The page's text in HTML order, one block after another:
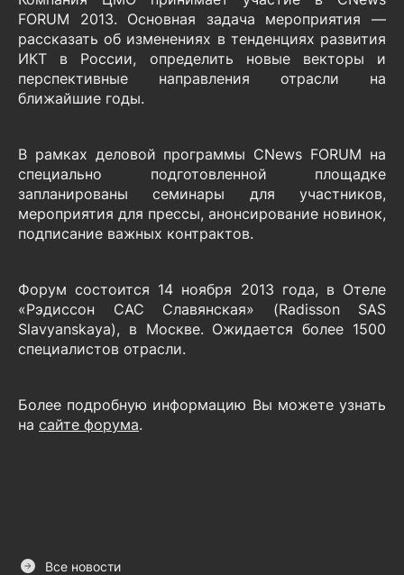
FORUM 2013. Основная задача мероприятия —
рассказать об изменениях в тенденциях развития
ИКТ в России, определить новые векторы и
перспективные направления отрасли на
ближайшие годы.
В рамках деловой программы CNews FORUM на
специально подготовленной площадке
запланированы семинары для участников,
мероприятия для прессы, анонсирование новинок,
подписание важных контрактов.
Форум состоится 14 ноября 2013 года, в Отеле
«Рэдиссон САС Славянская» (Radisson SAS
Slavyanskaya), в Москве. Ожидается более 1500
специалистов отрасли.
Более подробную информацию Вы можете узнать
на сайте форума.
Все новости